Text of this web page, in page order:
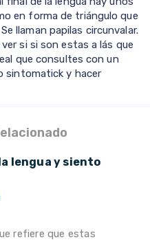
en forma de triángulo que
llaman papilas circunvalar.
si si son estas a lás que
que consultes con un
sintomatick y hacer
lengua y siento
refiere que estas